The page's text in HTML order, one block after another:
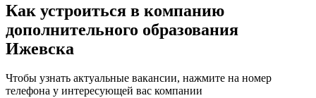
Как устроиться в компанию
дополнительного образования
Ижевска
Чтобы узнать актуальные вакансии, нажмите на номер
телефона у интересующей вас компании